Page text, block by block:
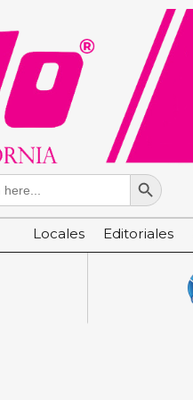
Search Button
Locales Editoriales